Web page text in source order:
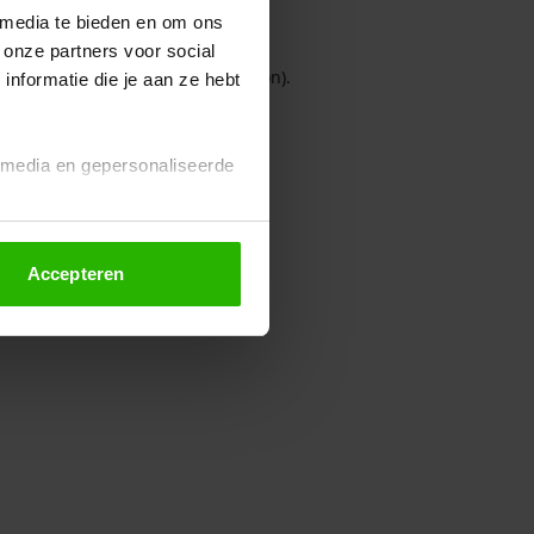
te bieden en om ons
partners voor social
die je aan ze hebt
en gepersonaliseerde
altijd wijzigen of
Accepteren
console for more information).